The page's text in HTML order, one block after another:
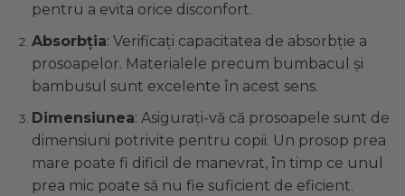
pentru a evita orice disconfort.
Absorbția: Verificați capacitatea de absorbție a
prosoapelor. Materialele precum bumbacul și
bambusul sunt excelente în acest sens.
Dimensiunea: Asigurați-vă că prosoapele sunt de
dimensiuni potrivite pentru copii. Un prosop prea
mare poate fi dificil de manevrat, în timp ce unul
prea mic poate să nu fie suficient de eficient.